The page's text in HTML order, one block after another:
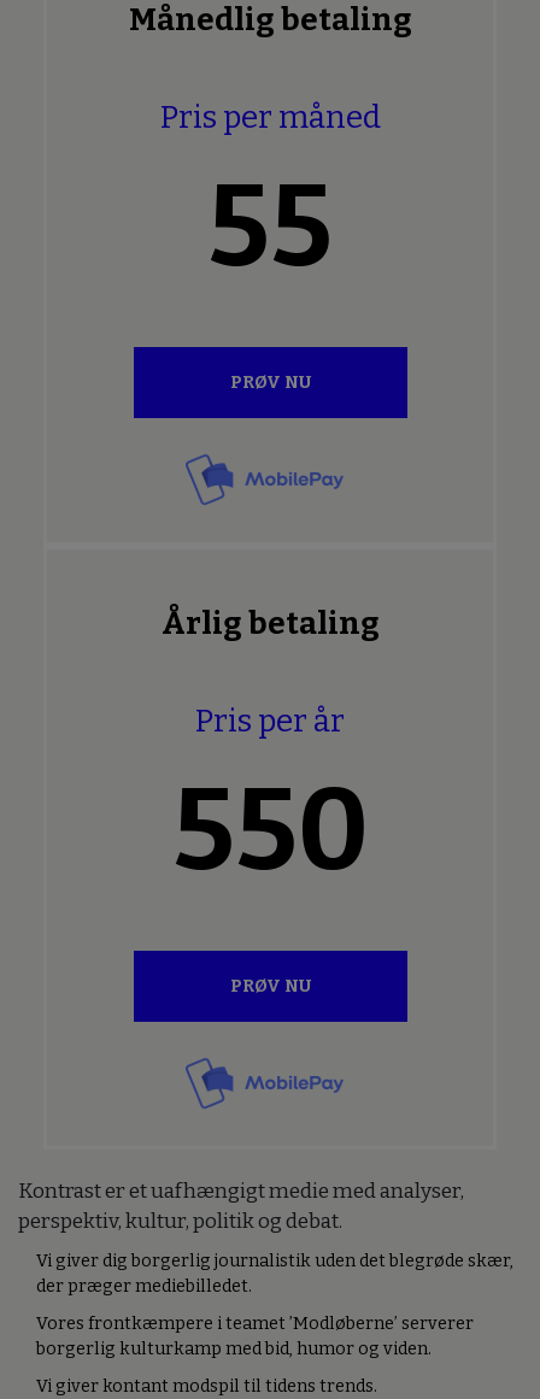
Månedlig betaling
Pris per måned
55
PRØV NU
Årlig betaling
Pris per år
550
PRØV NU
Kontrast er et uafhængigt medie med analyser,
perspektiv, kultur, politik og debat.
Vi giver dig borgerlig journalistik uden det blegrøde skær,
der præger mediebilledet.
Vores frontkæmpere i teamet ’Modløberne’ serverer
borgerlig kulturkamp med bid, humor og viden.
Vi giver kontant modspil til tidens trends.